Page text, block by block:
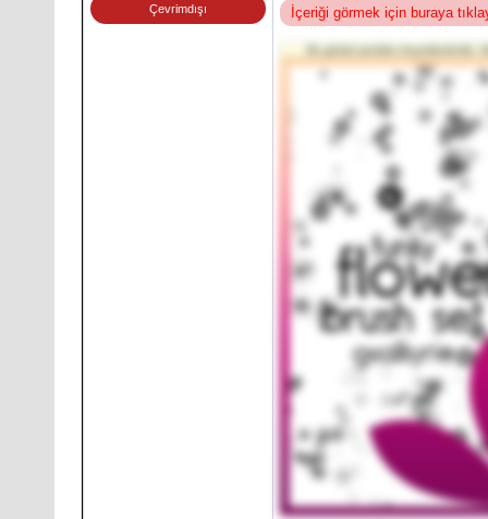
Çevrimdışı İçeriği görmek için buraya
Bu görsel yeniden